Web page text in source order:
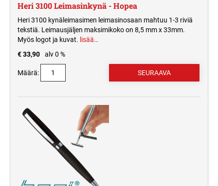
Heri 3100 Leimasinkynä - Hopea
Heri 3100 kynäleimasimen leimasinosaan mahtuu 1-3 riviä
tekstiä. Leimausjäljen maksimikoko on 8,5 mm x 33mm.
Myös logot ja kuvat. lisää…
€ 33,90
alv 0 %
Määrä: